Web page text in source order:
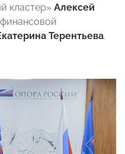
кластер» Алексей
Терентьева.